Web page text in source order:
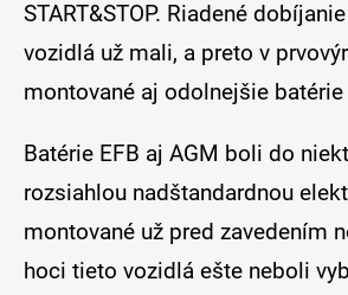
START&STOP. Riadené
vozidlá už mali, a preto v
montované aj odolnejšie batérie
Batérie EFB aj AGM boli do
rozsiahlou nadštandardnou
montované už pred zavedením
hoci tieto vozidlá ešte neboli